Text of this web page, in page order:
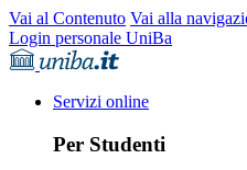
Vai al Contenuto Vai alla
Login personale UniBa
Servizi online
Per Studenti